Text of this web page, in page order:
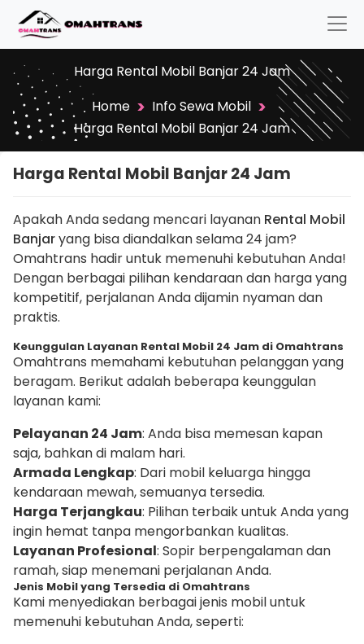
Harga Rental Mobil Banjar 24 Jam
Home > Info Sewa Mobil >
Harga Rental Mobil Banjar 24 Jam
Harga Rental Mobil Banjar 24 Jam
Apakah Anda sedang mencari layanan Rental Mobil
Banjaryang bisa diandalkan selama 24 jam?
Omahtrans hadir untuk memenuhi kebutuhan Anda!
Dengan berbagai pilihan kendaraan dan harga yang
kompetitif, perjalanan Anda dijamin nyaman dan
praktis.
Keunggulan Layanan Rental Mobil 24 Jam di Omahtrans
Omahtrans memahami kebutuhan pelanggan yang
beragam. Berikut adalah beberapa keunggulan
layanan kami:
Pelayanan 24 Jam: Anda bisa memesan kapan
saja, bahkan di malam hari.
Armada Lengkap: Dari mobil keluarga hingga
kendaraan mewah, semuanya tersedia.
Harga Terjangkau: Pilihan terbaik untuk Anda yang
ingin hemat tanpa mengorbankan kualitas.
Layanan Profesional: Sopir berpengalaman dan
ramah, siap menemani perjalanan Anda.
Jenis Mobil yang Tersedia di Omahtrans
Kami menyediakan berbagai jenis mobil untuk
memenuhi kebutuhan Anda, seperti: